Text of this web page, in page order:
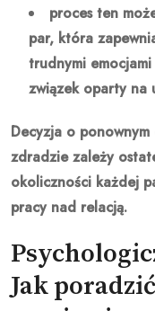
proces ten
par, która
trudnymi
związek oparty na
Decyzja o
zdradzie zależy
okoliczności każdej
pracy nad relacją.
Jak